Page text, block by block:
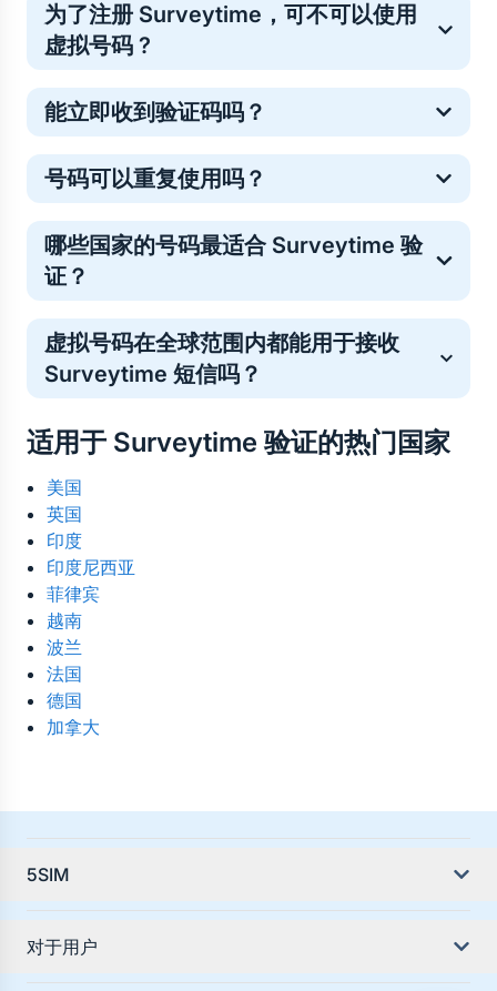
为了注册 Surveytime，可不可以使用
虚拟号码 ?
是的。虚拟号码常用于一次性在线验证，这是一种保护
个人手机号的常见安全方法。
能立即收到验证码吗？
多数 Surveytime 验证码会在几秒内送达，但少数情况
下可能略有延迟。如果未收到验证码请不必担心——号
码或选择其他运营商即可顺利完成验证。
号码可以重复使用吗？
临时号码仅支持单次验证。如需重复登录，你可以购买
新号码。
哪些国家的号码最适合 Surveytime 验
证？
验证号码的接收效果因地区而异，因此最佳选择取决于
当前的发送成功率和号码库存。您可以直接在 5SIM 上
查看各国及运营商的实时数据统计，了解当前哪些号码
对 Surveytime 的验证最有效。这有助于您在购买号码
前，选择最可靠的国家、运营商及价格。
虚拟号码在全球范围内都能用于接收
Surveytime 短信吗？
Surveytime 的验证码短信都会在线接收至您的控制面
板——无需实体 SIM 卡，也无地域限制。
适用于 Surveytime 验证的热门国家
美国
英国
印度
印度尼西亚
菲律宾
越南
波兰
法国
德国
加拿大
5SIM
服务教程
对于用户